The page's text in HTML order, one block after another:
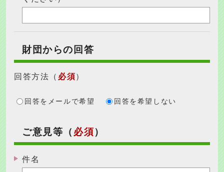
財団からの回答
回答方法 （ 必須）
回答をメールで希望 回答を希望しない
ご意見等（ 必須）
件名